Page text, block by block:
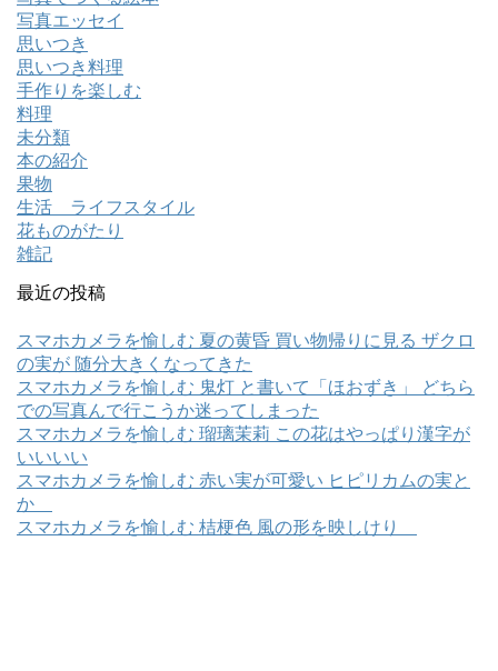
写真エッセイ
思いつき
思いつき料理
手作りを楽しむ
料理
未分類
本の紹介
果物
生活 ライフスタイル
花ものがたり
雑記
最近の投稿
スマホカメラを愉しむ 夏の黄昏 買い物帰りに見る ザクロ
の実が 随分大きくなってきた
スマホカメラを愉しむ 鬼灯 と書いて「ほおずき」 どちら
での写真んで行こうか迷ってしまった
スマホカメラを愉しむ 瑠璃茉莉 この花はやっぱり漢字が
いいいい
スマホカメラを愉しむ 赤い実が可愛い ヒピリカムの実と
か
スマホカメラを愉しむ 桔梗色 風の形を映しけり